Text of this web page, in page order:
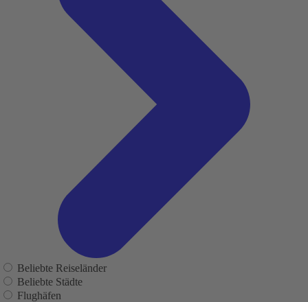
Beliebte Reiseländer
Beliebte Städte
Flughäfen